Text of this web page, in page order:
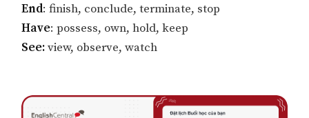
End: finish, conclude, terminate, stop
Have: possess, own, hold, keep
See:view, observe, watch